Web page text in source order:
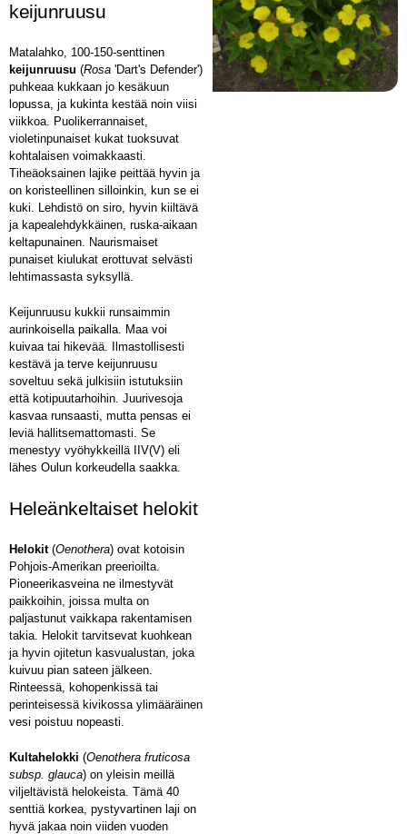
keijunruusu
Matalahko, 100­-150-senttinen
keijunruusu (Rosa 'Dart's Defender')
puhkeaa kukkaan jo kesäkuun
lopussa, ja kukinta kestää noin viisi
viikkoa. Puolikerrannaiset,
violetinpunaiset kukat tuoksuvat
kohtalaisen voimakkaasti.
Tiheäoksainen lajike peittää hyvin ja
on koristeellinen silloinkin, kun se ei
kuki. Lehdistö on siro, hyvin kiiltävä
ja kapealehdykkäinen, ruska-aikaan
keltapunainen. Naurismaiset
punaiset kiulukat erottuvat selvästi
lehtimassasta syksyllä.
Keijunruusu kukkii runsaimmin
aurinkoisella paikalla. Maa voi
kuivaa tai hikevää. Ilmastollisesti
kestävä ja terve keijunruusu
soveltuu sekä julkisiin istutuksiin
että kotipuutarhoihin. Juurivesoja
kasvaa runsaasti, mutta pensas ei
leviä hallitsemattomasti. Se
menestyy vyöhykkeillä I­IV(V) eli
lähes Oulun korkeudella saakka.
Heleänkeltaiset helokit
Helokit(Oenothera) ovat kotoisin
Pohjois-Amerikan preerioilta.
Pioneerikasveina ne ilmestyvät
paikkoihin, joissa multa on
paljastunut vaikkapa rakentamisen
takia. Helokit tarvitsevat kuohkean
ja hyvin ojitetun kasvualustan, joka
kuivuu pian sateen jälkeen.
Rinteessä, kohopenkissä tai
perinteisessä kivikossa ylimääräinen
vesi poistuu nopeasti.
Kultahelokki (Oenothera fruticosa
subsp. glauca) on yleisin meillä
viljeltävistä helokeista. Tämä 40
senttiä korkea, pystyvartinen laji on
hyvä jakaa noin viiden vuoden